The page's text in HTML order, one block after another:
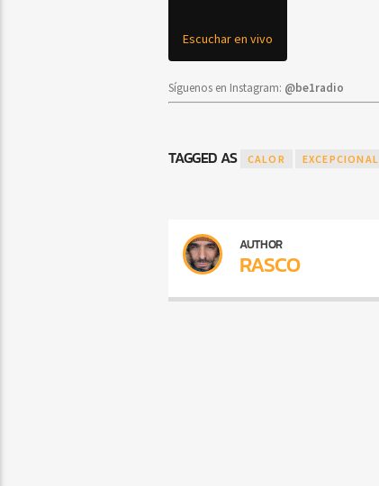
Escuchar en vivo
Síguenos en Instagram: @be1radio
TAGGED AS CALOR EXCEPCIONAL
AUTHOR
RASCO